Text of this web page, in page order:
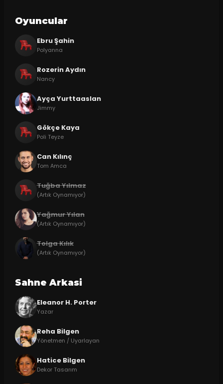
Oyuncular
Ebru Şahin
Polyanna
Rozerin Aydın
Nancy
Ayça Yurttaaslan
Jimmy
Gökçe Kaya
Poli Teyze
Can Kılınç
Tom Amca
Tuğba Yılmaz
(Artık Oynamıyor)
Yağmur Yılan
(Artık Oynamıyor)
Tolga Kılık
(Artık Oynamıyor)
Sahne Arkasi
Eleanor H. Porter
Yazar
Reha Bilgen
Yönetmen / Uyarlayan
Hatice Bilgen
Dekor Tasarım